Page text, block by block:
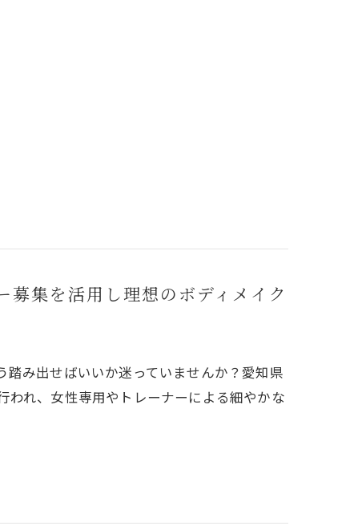
集を活用し理想のボディメイク
み出せばいいか迷っていませんか？愛知県
れ、女性専用やトレーナーによる細やかな